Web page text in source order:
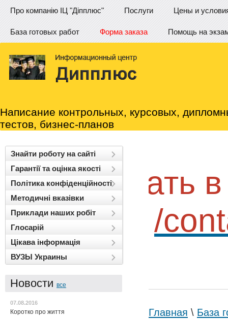
Про компанію ІЦ "Діпплюс" Послуги Цены и
База готовых работ Форма заказа Помощь на
Написание контрольных, курсовых,
тестов, бизнес-планов
Знайти роботу на сайті
Гарантії та оцінка якості
Політика конфіденційності
Методичні вказівки
Приклади наших робіт
Глосарій
Цікава інформація
ВУЗЫ Украины
Новости все
07.08.2016
Коротко про життя
работу?
в 1
/contactus
Главная \ База